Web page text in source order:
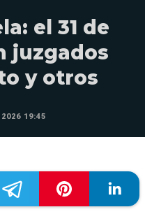
el 31 de
juzgados
y otros
19:45